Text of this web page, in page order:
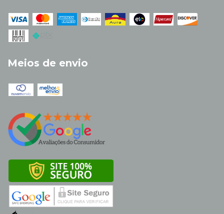
Meios de envio